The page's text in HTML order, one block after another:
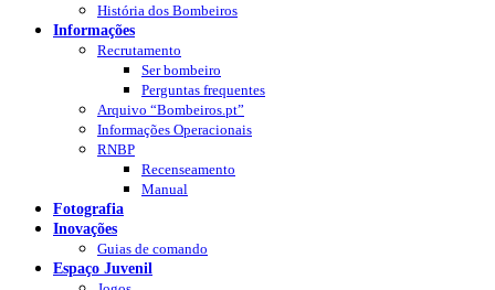
História dos Bombeiros
Informações
Recrutamento
Ser bombeiro
Perguntas frequentes
Arquivo “Bombeiros.pt”
Informações Operacionais
RNBP
Recenseamento
Manual
Fotografia
Inovações
Guias de comando
Espaço Juvenil